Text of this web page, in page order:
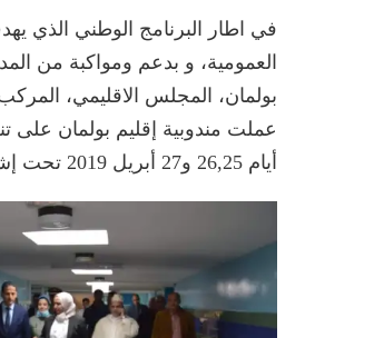
في اطار البرنامج الوطني الذي
العمومية، و بدعم ومواكبة من
بولمان، المجلس الاقليمي،
عملت مندوبية إقليم بولمان على
أيام 26,25 و27 أبريل 2019 تحت إشراف السيد الكاتب العام بالعمالة والوفد المرافق له.